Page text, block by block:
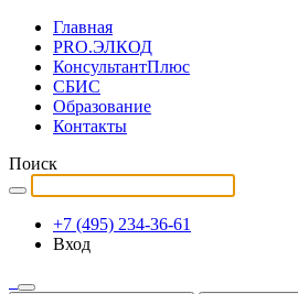
Главная
PRO.ЭЛКОД
КонсультантПлюс
СБИС
Образование
Контакты
Поиск
+7 (495) 234-36-61
Вход